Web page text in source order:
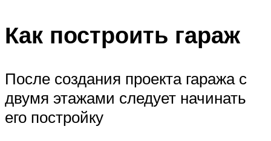
Как построить гараж
После создания проекта гаража с
двумя этажами следует начинать
его постройку